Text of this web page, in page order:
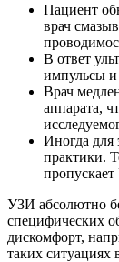
Пациент
врач
В ответ
импульсы и
Врач
аппарата,
Иногда для
практики.
УЗИ абсолютно
специфических
дискомфорт,
таких ситуациях